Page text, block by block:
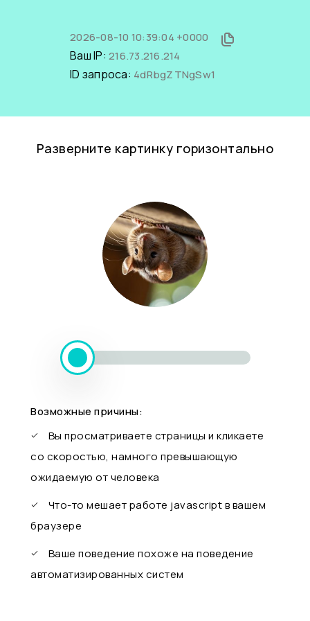
2026-08-10 10:39:04 +0000
Ваш IP: 216.73.216.214
ID запроса: 4dRbgZTNgSw1
Разверните картинку горизонтально
Возможные причины:
Вы просматриваете страницы и кликаете
со скоростью, намного превышающую
ожидаемую от человека
Что-то мешает работе javascript в вашем
браузере
Ваше поведение похоже на поведение
автоматизированных систем